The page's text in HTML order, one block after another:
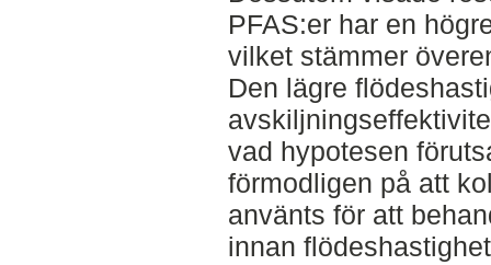
PFAS:er har en
vilket stämmer
Den lägre
vad hypotesen
förmodligen på att
använts för att
innan